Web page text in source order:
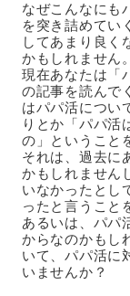
なぜこんなにも
を突き詰めてい
してあまり良く
かもしれません。
現在あなたは「
の記事を読んで
はパパ活につい
りとか「パパ活
の」ということ
それは、過去に
かもしれません
いなかったとし
ったと言うこと
あるいは、パパ
からなのかもし
いて、パパ活に
いませんか？